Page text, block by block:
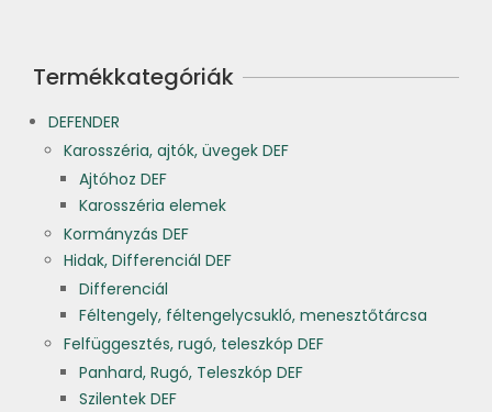
Termékkategóriák
DEFENDER
Karosszéria, ajtók, üvegek DEF
Ajtóhoz DEF
Karosszéria elemek
Kormányzás DEF
Hidak, Differenciál DEF
Differenciál
Féltengely, féltengelycsukló, menesztőtárcsa
Felfüggesztés, rugó, teleszkóp DEF
Panhard, Rugó, Teleszkóp DEF
Szilentek DEF